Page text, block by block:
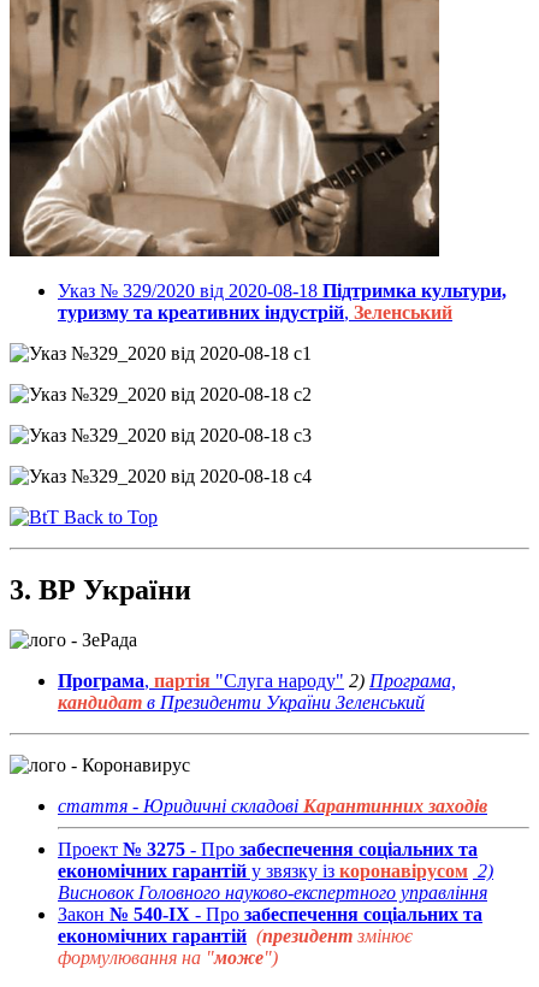
Указ № 329/2020 від 2020-08-18 Підтримка культури,
туризму та креативних індустрій, Зеленський
Back to Top
3. ВР України
Програма, партія "Слуга народу" 2) Програма,
кандидат в Президенти України Зеленський
стаття - Юридичні складові Карантинних заходів
Проект № 3275 - Про забеспечення соціальних та
економічних гарантій у звязку із коронавірусом 2)
Висновок Головного науково-експертного управління
Закон № 540-IX - Про забеспечення соціальних та
економічних гарантій (президент змінює
формулювання на "може")